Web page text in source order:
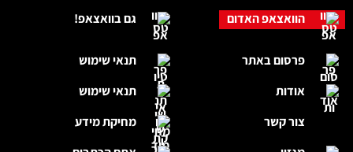
גם בוואצאפ!
תנאי שימוש
תנאי שימוש
מחיקת מידע
הוואצאפ האדום
פרסום באתר
אודות
צור קשר